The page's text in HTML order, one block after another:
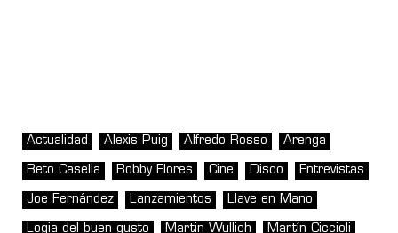
Actualidad Alexis Puig Alfredo Rosso Arenga
Beto Casella Bobby Flores Cine Disco Entrevistas
Joe Fernández Lanzamientos Llave en Mano
Logia del buen gusto Martin Wullich Martín Ciccioli